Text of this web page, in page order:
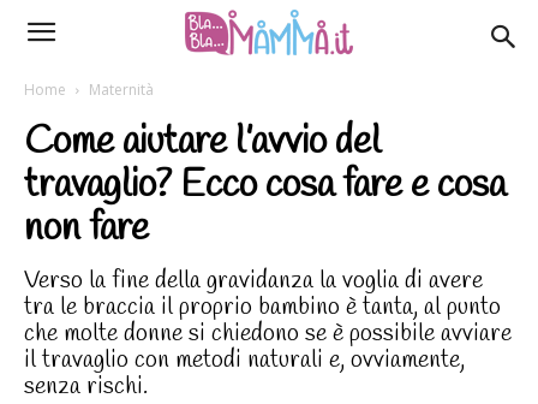
Home Maternità
Come aiutare l’avvio del
travaglio? Ecco cosa fare e cosa
non fare
Verso la fine della gravidanza la voglia di avere
tra le braccia il proprio bambino è tanta, al punto
che molte donne si chiedono se è possibile avviare
il travaglio con metodi naturali e, ovviamente,
senza rischi.